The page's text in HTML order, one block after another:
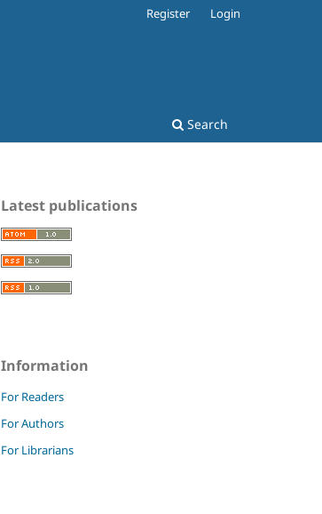
Search
Register Login
Latest publications
Information
For Readers
For Authors
For Librarians